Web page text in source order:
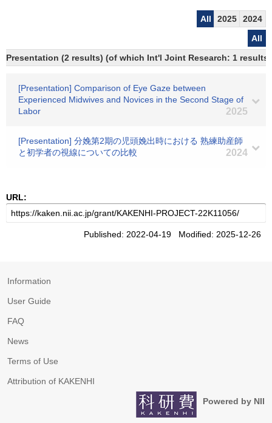
All 2025
2024
All
Presentation (2 results) (of which Int'l Joint Research: 1 results)
[Presentation] Comparison of Eye Gaze between
Experienced Midwives and Novices in the Second Stage of
Labor
2025
[Presentation] 分娩第2期の児頭娩出時における 熟練助産師
と初学者の視線についての比較
2024
URL:
Published: 2022-04-19 Modified: 2025-12-26
Information
User Guide
FAQ
News
Terms of Use
Attribution of KAKENHI
Powered by NII